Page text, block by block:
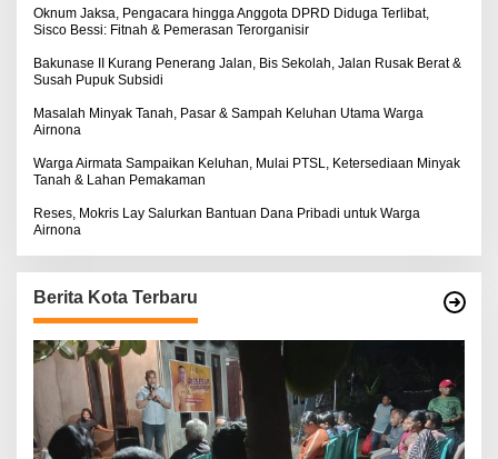
:Oknum Jaksa, Pengacara hingga Anggota DPRD Diduga Terlibat,
Sisco Bessi: Fitnah & Pemerasan Terorganisir
Bakunase II Kurang Penerang Jalan, Bis Sekolah, Jalan Rusak Berat &
Susah Pupuk Subsidi
Masalah Minyak Tanah, Pasar & Sampah Keluhan Utama Warga
Airnona
Warga Airmata Sampaikan Keluhan, Mulai PTSL, Ketersediaan Minyak
Tanah & Lahan Pemakaman
Reses, Mokris Lay Salurkan Bantuan Dana Pribadi untuk Warga
Airnona
Berita Kota Terbaru